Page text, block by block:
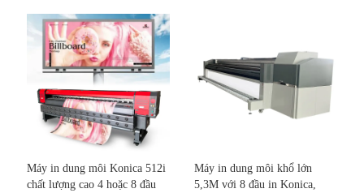
Máy in dung môi Konica 512i
chất lượng cao 4 hoặc 8 đầu
Máy in dung môi khổ lớn
5,3M với 8 đầu in Konica,